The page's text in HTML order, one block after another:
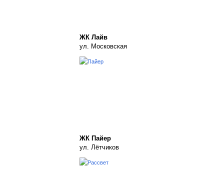
ЖК Лайв
ул. Московская
ЖК Пайер
ул. Лётчиков